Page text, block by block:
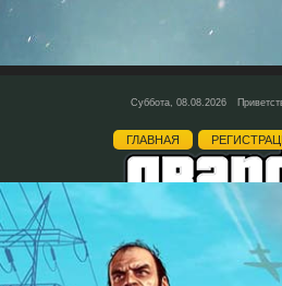
Суббота, 08.08.2026
ГЛАВНАЯ